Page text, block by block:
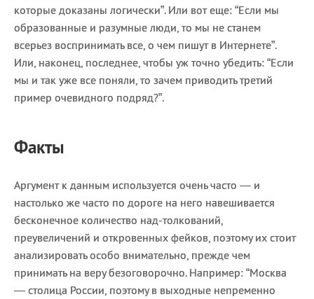
которые доказаны логически”. Или вот еще: “Если мы
образованные и разумные люди, то мы не станем
всерьез воспринимать все, о чем пишут в Интернете”.
Или, наконец, последнее, чтобы уж точно убедить: “Если
мы и так уже все поняли, то зачем приводить третий
пример очевидного подряд?”.
Факты
Аргумент к данным используется очень часто — и
настолько же часто по дороге на него навешивается
бесконечное количество над-толкований,
преувеличений и откровенных фейков, поэтому их стоит
анализировать особо внимательно, прежде чем
принимать на веру безоговорочно. Например: “Москва
— столица России, поэтому в выходные непременно